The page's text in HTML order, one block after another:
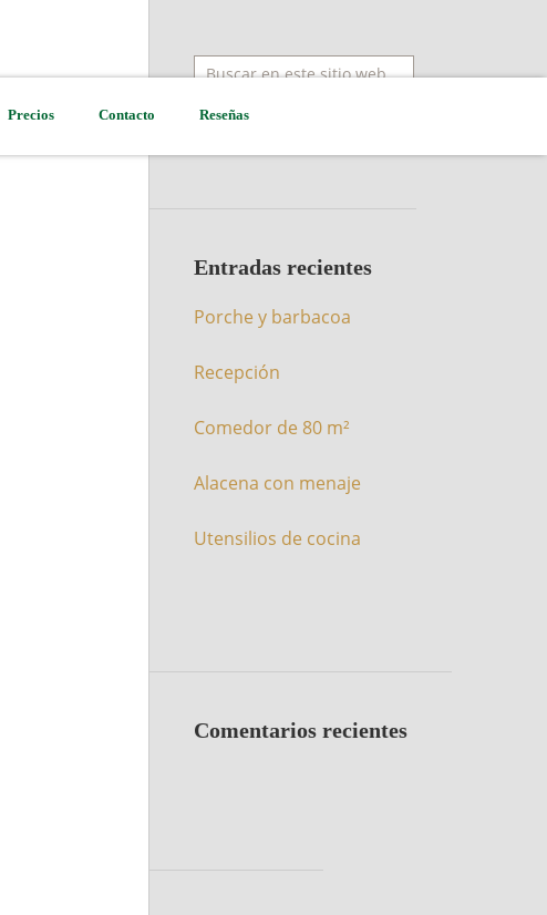
Precios Contacto Reseñas
Entradas recientes
Porche y barbacoa
Recepción
Comedor de 80 m²
Alacena con menaje
Utensilios de cocina
Comentarios recientes